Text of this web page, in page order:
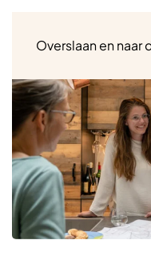
Overslaan en naar